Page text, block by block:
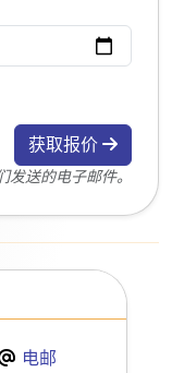
获取报价
送的电子邮件。
电邮